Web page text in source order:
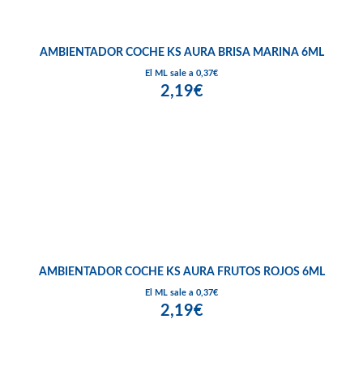
AMBIENTADOR COCHE KS AURA BRISA MARINA 6ML
El ML sale a 0,37€
2,19€
AMBIENTADOR COCHE KS AURA FRUTOS ROJOS 6ML
El ML sale a 0,37€
2,19€